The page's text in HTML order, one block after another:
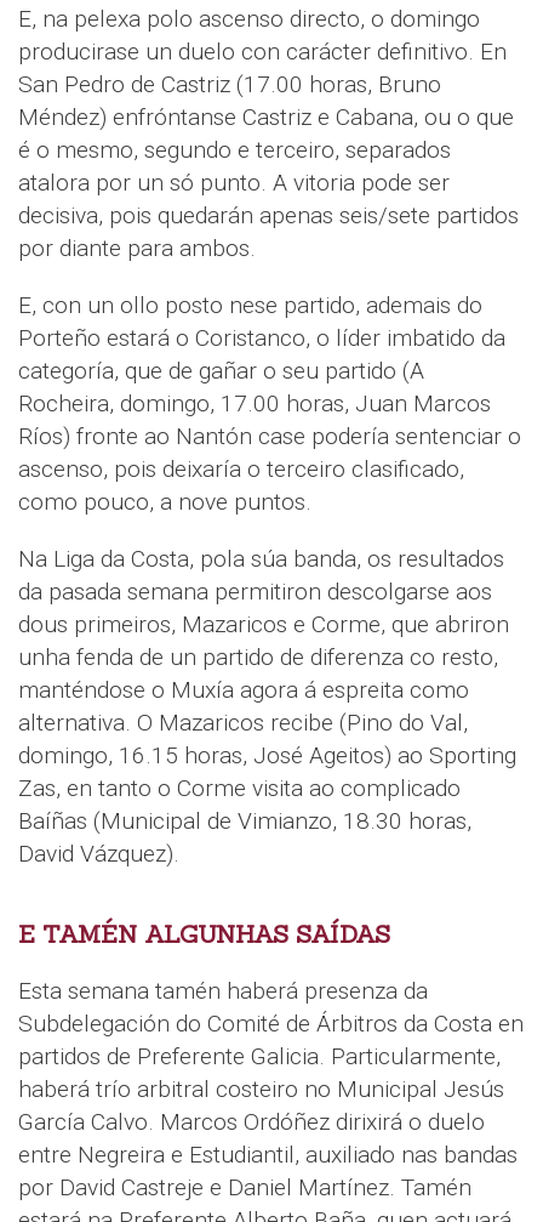
E, na pelexa polo ascenso directo, o domingo
producirase un duelo con carácter definitivo. En
San Pedro de Castriz (17.00 horas, Bruno
Méndez) enfróntanse Castriz e Cabana, ou o que
é o mesmo, segundo e terceiro, separados
atalora por un só punto. A vitoria pode ser
decisiva, pois quedarán apenas seis/sete partidos
por diante para ambos.
E, con un ollo posto nese partido, ademais do
Porteño estará o Coristanco, o líder imbatido da
categoría, que de gañar o seu partido (A
Rocheira, domingo, 17.00 horas, Juan Marcos
Ríos) fronte ao Nantón case podería sentenciar o
ascenso, pois deixaría o terceiro clasificado,
como pouco, a nove puntos.
Na Liga da Costa, pola súa banda, os resultados
da pasada semana permitiron descolgarse aos
dous primeiros, Mazaricos e Corme, que abriron
unha fenda de un partido de diferenza co resto,
manténdose o Muxía agora á espreita como
alternativa. O Mazaricos recibe (Pino do Val,
domingo, 16.15 horas, José Ageitos) ao Sporting
Zas, en tanto o Corme visita ao complicado
Baíñas (Municipal de Vimianzo, 18.30 horas,
David Vázquez).
E TAMÉN ALGUNHAS SAÍDAS
Esta semana tamén haberá presenza da
Subdelegación do Comité de Árbitros da Costa en
partidos de Preferente Galicia. Particularmente,
haberá trío arbitral costeiro no Municipal Jesús
García Calvo. Marcos Ordóñez dirixirá o duelo
entre Negreira e Estudiantil, auxiliado nas bandas
por David Castreje e Daniel Martínez. Tamén